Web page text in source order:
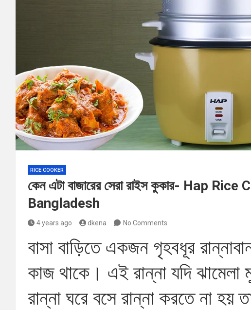
RICE COOKER
কেন এটা বাজারের সেরা রাইস কুকার- Hap
Bangladesh
4 years ago dkena No Comments
বাসা বাড়িতে একজন গৃহবধূর
কাজ থাকে। এই রান্না যদি ঝামেলা
রান্না ঘরে বসে রান্না করতে না